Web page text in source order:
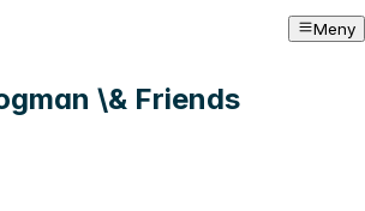
Meny
\& Friends